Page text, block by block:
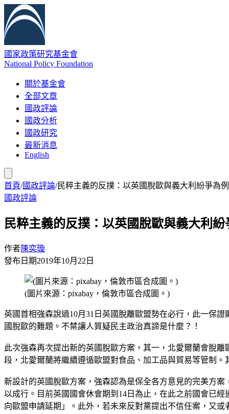
國家政策研究基金會
National Policy Foundation
關於基金會
全部文章
國政評論
國政分析
國政研究
最新消息
English
首頁/國政評論/民粹主義的反撲：以英國脫歐與義大利紛爭為例
國政評論
民粹主義的反撲：以英國脫歐與義大利紛
作者陳奕璇
發布日期2019年10月22日
(圖片來源：pixabay，倫敦市區合成圖。)
英國首相強森說過10月31日英國脫離歐盟勢在必行，此一保
國脫歐的難題。不禁讓人質疑民主政治真諦是什麼？！
此次強森再次提出新的英國脫歐方案，其一，北愛爾蘭會脫
段，北愛爾蘭將繼續遵循歐盟對食品、加工品與貿易等管制
新設計的英國脫歐方案，強森認為是保全各方意見的完美方
以成行。目前英國國會休會期到14日為止，在此之前國會已
向歐盟申請延期」。此外，若未來反對黨提出不信任案，又